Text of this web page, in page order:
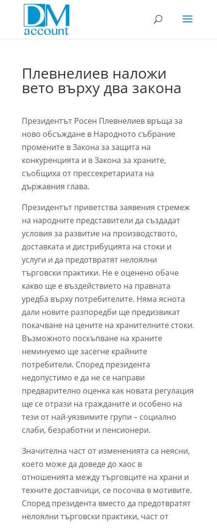
Плевнелиев наложи
вето върху два закона
Президентът Росен Плевнелиев връща за
ново обсъждане в Народното събрание
промените в Закона за защита на
конкуренцията и в Закона за храните,
съобщиха от прессекретариата на
държавния глава.
Президентът приветства заявения стремеж
на народните представители да създадат
условия за развитие на производството,
доставката и дистрибуцията на стоки и
услуги и да предотвратят нелоялни
търговски практики. Не е оценено обаче
какво ще е въздействието на правната
уредба върху потребителите. Няма яснота
дали новите разпоредби ще предизвикат
покачване на цените на хранителните стоки.
Възможното поскъпване на храните
неминуемо ще засегне крайните
потребители. Според президента
недопустимо е да не се направи
предварително оценка как новата регулация
ще се отрази на гражданите и особено на
тези от най-уязвимите групи – социално
слаби, безработни и пенсионери.
Значителна част от измененията са неясни,
което може да доведе до хаос в
отношенията между търговците на храни и
техните доставчици, се посочва в мотивите.
Според президента вместо да предотвратят
нелоялни търговски практики, част от